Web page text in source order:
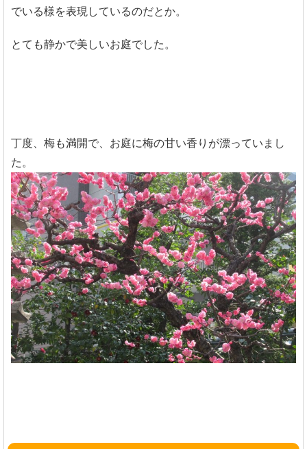
でいる様を表現しているのだとか。
とても静かで美しいお庭でした。
丁度、梅も満開で、お庭に梅の甘い香りが漂っていまし
た。